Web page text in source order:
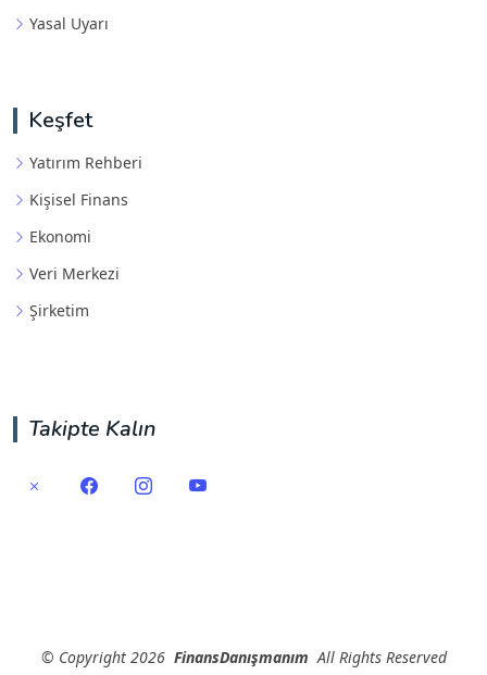
Yasal Uyarı
Keşfet
Yatırım Rehberi
Kişisel Finans
Ekonomi
Veri Merkezi
Şirketim
Takipte Kalın
© Copyright2026 FinansDanışmanım All Rights Reserved